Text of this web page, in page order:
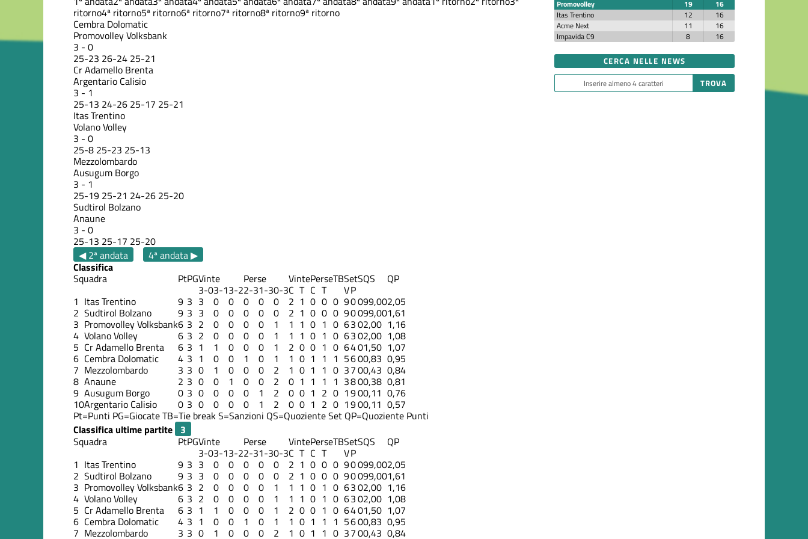
ritorno4ª ritorno5ª ritorno6ª ritorno7ª ritorno8ª ritorno9ª ritorno
Cembra Dolomatic
Promovolley Volksbank
3 - 0
25-23 26-24 25-21
Cr Adamello Brenta
Argentario Calisio
3 - 1
25-13 24-26 25-17 25-21
Itas Trentino
Volano Volley
3 - 0
25-8 25-23 25-13
Mezzolombardo
Ausugum Borgo
3 - 1
25-19 25-21 24-26 25-20
Sudtirol Bolzano
Anaune
3 - 0
25-13 25-17 25-20
◀ 2ª andata
4ª andata ▶
Classifica
Squadra PtPGVinte Perse VintePerseTBSetSQS QP
3-03-13-22-31-30-3C T C T VP
1 Itas Trentino 9 3 3 0 0 0 0 0 2 1 0 0 0 90099,002,05
2 Sudtirol Bolzano 9 3 3 0 0 0 0 0 2 1 0 0 0 90099,001,61
3 Promovolley Volksbank6 3 2 0 0 0 0 1 1 1 0 1 0 6302,00 1,16
4 Volano Volley 6 3 2 0 0 0 0 1 1 1 0 1 0 6302,00 1,08
5 Cr Adamello Brenta 6 3 1 1 0 0 0 1 2 0 0 1 0 6401,50 1,07
6 Cembra Dolomatic 4 3 1 0 0 1 0 1 1 0 1 1 1 5600,83 0,95
7 Mezzolombardo 3 3 0 1 0 0 0 2 1 0 1 1 0 3700,43 0,84
8 Anaune 2 3 0 0 1 0 0 2 0 1 1 1 1 3800,38 0,81
9 Ausugum Borgo 0 3 0 0 0 0 1 2 0 0 1 2 0 1900,11 0,76
10Argentario Calisio 0 3 0 0 0 0 1 2 0 0 1 2 0 1900,11 0,57
Pt=Punti PG=GiocateTB=Tie breakS=Sanzioni QS=Quoziente Set QP=Quoziente Punti
Classifica ultime partite
Squadra
PtPGVinte Perse VintePerseTBSetSQS QP
3-03-13-22-31-30-3C T C T VP
1 Itas Trentino 9 3 3 0 0 0 0 0 2 1 0 0 0 90099,002,05
2 Sudtirol Bolzano 9 3 3 0 0 0 0 0 2 1 0 0 0 90099,001,61
3 Promovolley Volksbank6 3 2 0 0 0 0 1 1 1 0 1 0 6302,00 1,16
4 Volano Volley 6 3 2 0 0 0 0 1 1 1 0 1 0 6302,00 1,08
5 Cr Adamello Brenta 6 3 1 1 0 0 0 1 2 0 0 1 0 6401,50 1,07
6 Cembra Dolomatic 4 3 1 0 0 1 0 1 1 0 1 1 1 5600,83 0,95
7 Mezzolombardo 3 3 0 1 0 0 0 2 1 0 1 1 0 3700,43 0,84
Promovolley
19
16
Itas Trentino
12
16
Acme Next
11
16
Impavida C9
8 16
CERCA NELLE NEWS